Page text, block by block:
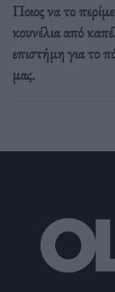
Ποιος να το
κουνέλια από
επιστήμη για το
μας.